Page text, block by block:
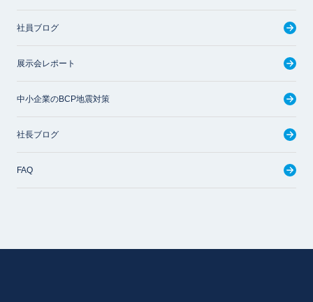
社員ブログ
展示会レポート
中小企業のBCP地震対策
社長ブログ
FAQ